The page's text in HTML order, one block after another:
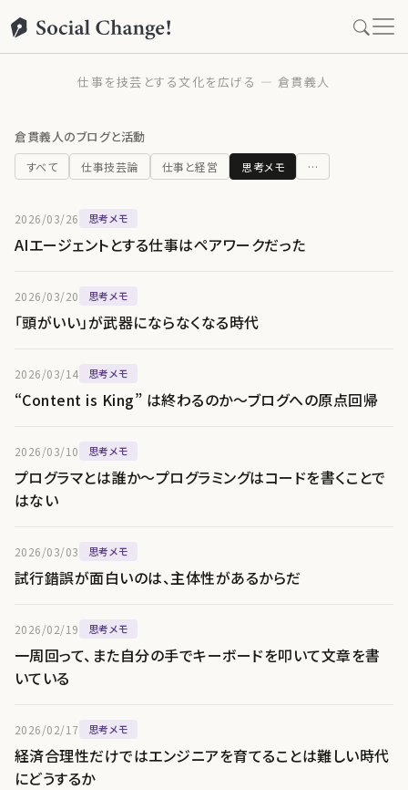
仕事を技芸とする文化を広げる — 倉貫義人
倉貫義人のブログと活動
すべて 仕事技芸論 仕事と経営 思考メモ …
2026/03/26 思考メモ
AIエージェントとする仕事はペアワークだった
2026/03/20 思考メモ
「頭がいい」が武器にならなくなる時代
2026/03/14 思考メモ
“Content is King” は終わるのか〜ブログへの原点回帰
2026/03/10 思考メモ
プログラマとは誰か〜プログラミングはコードを書くことで
はない
2026/03/03 思考メモ
試行錯誤が面白いのは、主体性があるからだ
2026/02/19 思考メモ
一周回って、また自分の手でキーボードを叩いて文章を書
いている
2026/02/17 思考メモ
経済合理性だけではエンジニアを育てることは難しい時代
にどうするか